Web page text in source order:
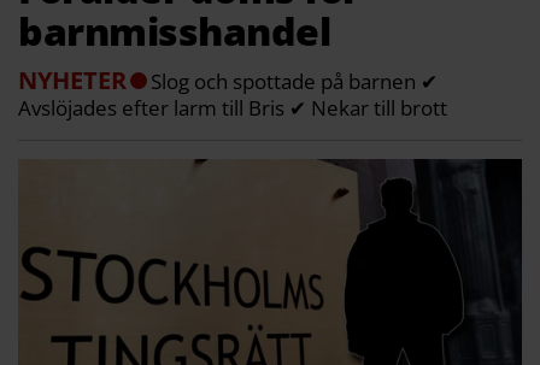
barnmisshandel
NYHETER
Slog och spottade på barnen ✔
Avslöjades efter larm till Bris ✔ Nekar till brott